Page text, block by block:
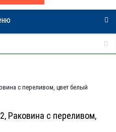
с переливом, цвет белый
Раковина с переливом,